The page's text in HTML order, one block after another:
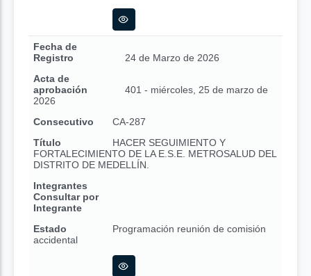
Fecha de
Registro
24 de Marzo de 2026
Acta de
aprobación
401 - miércoles, 25 de marzo de
2026
Consecutivo
CA-287
Título
HACER SEGUIMIENTO Y
FORTALECIMIENTO DE LA E.S.E. METROSALUD DEL
DISTRITO DE MEDELLÍN.
Integrantes
Consultar por
Integrante
Estado
Programación reunión de comisión
accidental